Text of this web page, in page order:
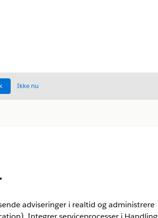
Ikke nu
adviseringer i realtid og administrere